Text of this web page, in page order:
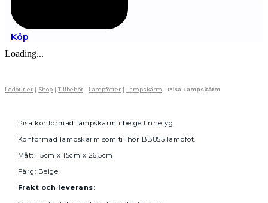
Köp
Loading...
Ledoutlet | Shop |Tillbehör | Lampfötter | Lampskärm | Pisa Lampskärm
Pisa konformad lampskärm i beige linnetyg.
Konformad lampskärm som tillhör BB855 lampfot.
Mått: 15cm x 15cm x 26,5cm
Färg: Beige
Frakt och leverans: